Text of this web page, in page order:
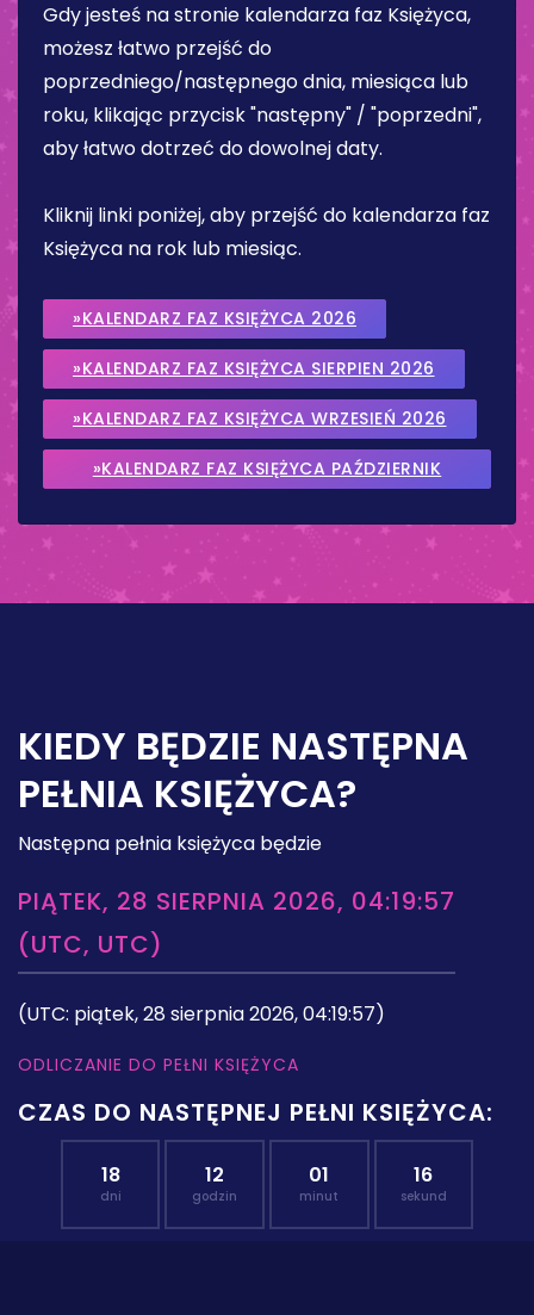
Gdy jesteś na stronie kalendarza faz Księżyca,
możesz łatwo przejść do
poprzedniego/następnego dnia, miesiąca lub
roku, klikając przycisk "następny" / "poprzedni",
aby łatwo dotrzeć do dowolnej daty.
Kliknij linki poniżej, aby przejść do kalendarza faz
Księżyca na rok lub miesiąc.
»KALENDARZ FAZ KSIĘŻYCA 2026
»KALENDARZ FAZ KSIĘŻYCA SIERPIEN 2026
»KALENDARZ FAZ KSIĘŻYCA WRZESIEŃ 2026
»KALENDARZ FAZ KSIĘŻYCA PAŹDZIERNIK
KIEDY BĘDZIE NASTĘPNA
PEŁNIA KSIĘŻYCA?
Następna pełnia księżyca będzie
PIĄTEK, 28 SIERPNIA 2026, 04:19:57
(UTC, UTC)
(UTC: piątek, 28 sierpnia 2026, 04:19:57)
ODLICZANIE DO PEŁNI KSIĘŻYCA
CZAS DO NASTĘPNEJ PEŁNI KSIĘŻYCA:
18
dni
12
godzin
01
minut
15
sekund